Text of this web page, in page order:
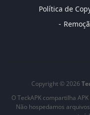
Política de
Copyright © 2026
O TeckAPK compartilha
Não hospedamos